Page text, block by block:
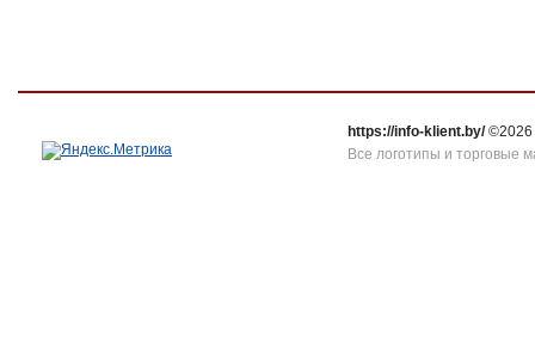
https://info-klient.by/©2026
Все логотипы и торговые